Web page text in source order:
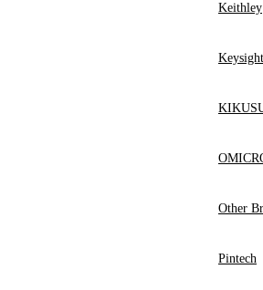
Keithley
Other
Pintech